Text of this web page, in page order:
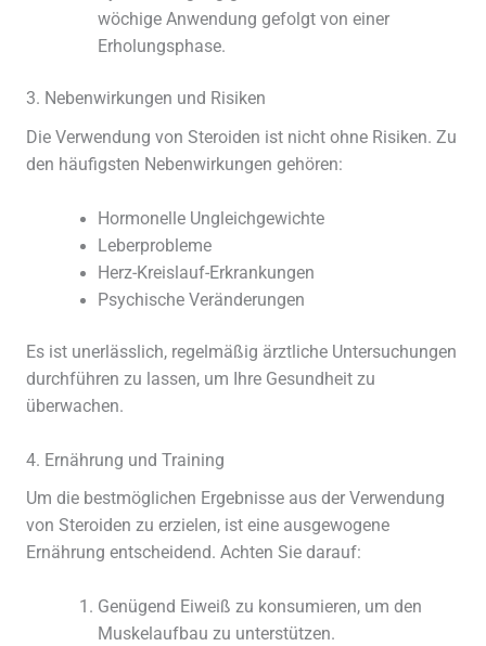
wöchige Anwendung gefolgt von einer
Erholungsphase.
3. Nebenwirkungen und Risiken
Die Verwendung von Steroiden ist nicht ohne Risiken. Zu
den häufigsten Nebenwirkungen gehören:
Hormonelle Ungleichgewichte
Leberprobleme
Herz-Kreislauf-Erkrankungen
Psychische Veränderungen
Es ist unerlässlich, regelmäßig ärztliche Untersuchungen
durchführen zu lassen, um Ihre Gesundheit zu
überwachen.
4. Ernährung und Training
Um die bestmöglichen Ergebnisse aus der Verwendung
von Steroiden zu erzielen, ist eine ausgewogene
Ernährung entscheidend. Achten Sie darauf:
Genügend Eiweiß zu konsumieren, um den
Muskelaufbau zu unterstützen.